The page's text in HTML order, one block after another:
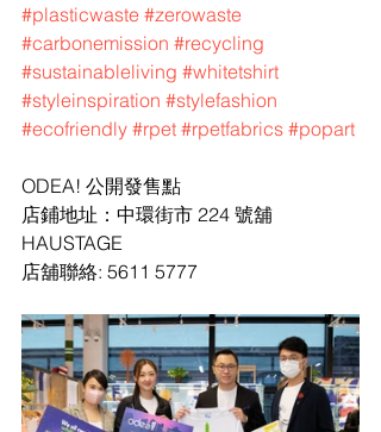
#plasticwaste #zerowaste
#carbonemission #recycling
#sustainableliving #whitetshirt
#styleinspiration #stylefashion
#ecofriendly #rpet #rpetfabrics #popart
ODEA! 公開發售點
店鋪地址：中環街市 224 號舖
HAUSTAGE
店舖聯絡: 5611 5777